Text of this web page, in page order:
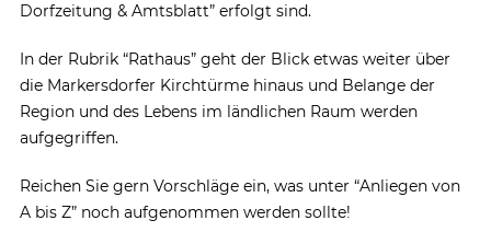
Dorfzeitung & Amtsblatt” erfolgt sind.
In der Rubrik “Rathaus” geht der Blick etwas weiter über
die Markersdorfer Kirchtürme hinaus und Belange der
Region und des Lebens im ländlichen Raum werden
aufgegriffen.
Reichen Sie gern Vorschläge ein, was unter “Anliegen von
A bis Z” noch aufgenommen werden sollte!